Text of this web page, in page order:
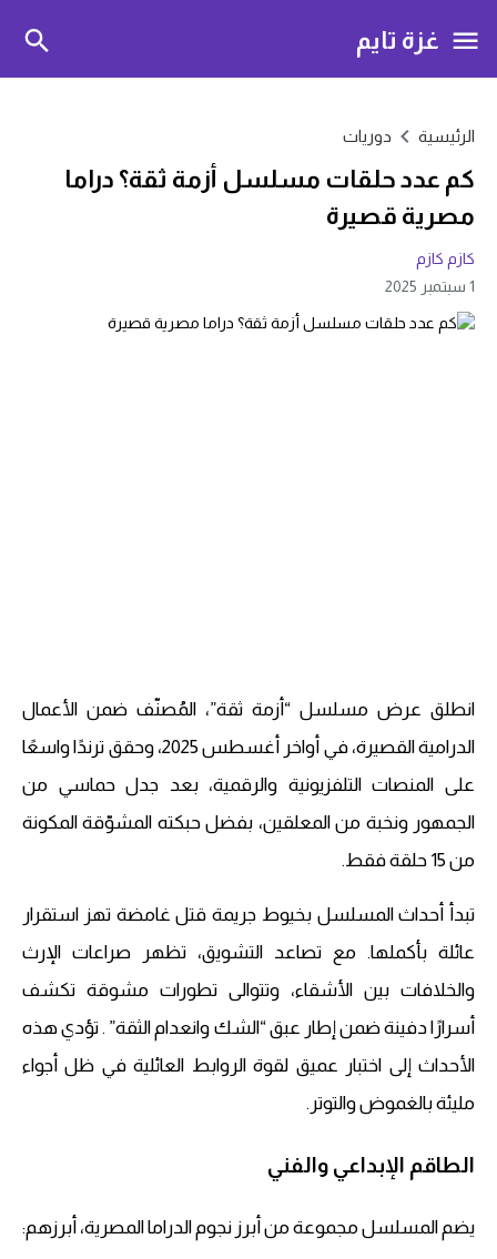
غزة تايم
الرئيسية دوريات
كم عدد حلقات مسلسل أزمة ثقة؟ دراما
مصرية قصيرة
كازم كازم
1 سبتمبر 2025
انطلق عرض مسلسل “أزمة ثقة”، المُصنّف ضمن الأعمال
الدرامية القصيرة، في أواخر أغسطس 2025، وحقق ترندًا واسعًا
على المنصات التلفزيونية والرقمية، بعد جدل حماسي من
الجمهور ونخبة من المعلقين، بفضل حبكته المشوّقة المكونة
من 15 حلقة فقط.
تبدأ أحداث المسلسل بخيوط جريمة قتل غامضة تهز استقرار
عائلة بأكملها. مع تصاعد التشويق، تظهر صراعات الإرث
والخلافات بين الأشقاء، وتتوالى تطورات مشوقة تكشف
أسرارًا دفينة ضمن إطار عبق “الشك وانعدام الثقة” . تؤدي هذه
الأحداث إلى اختبار عميق لقوة الروابط العائلية في ظل أجواء
مليئة بالغموض والتوتر.
الطاقم الإبداعي والفني
يضم المسلسل مجموعة من أبرز نجوم الدراما المصرية، أبرزهم: